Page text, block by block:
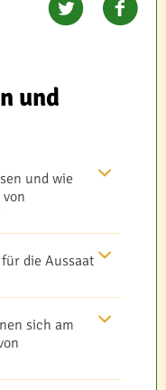
und
und wie
die Aussaat
sich am